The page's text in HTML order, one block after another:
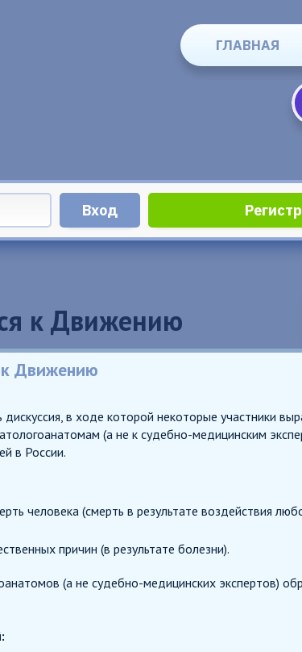
ГЛАВНАЯ
к Движению
к Движению
в ходе которой некоторые участники
(а не к судебно-медицинским
в России.
человека (смерть в результате воздействия
причин (в результате болезни).
(а не судебно-медицинских экспертов)